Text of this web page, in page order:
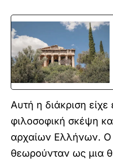
Αυτή η διάκριση είχε
φιλοσοφική σκέψη
αρχαίων Ελλήνων.
θεωρούνταν ως μια